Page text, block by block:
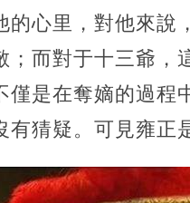
的心里， 對他來說
；而對于十三爺，
僅是在奪嫡的過程
有猜疑。可見雍正